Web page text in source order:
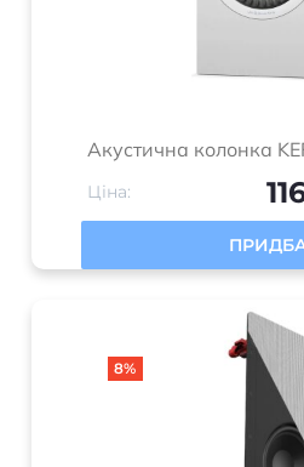
Акустична колонка
Ціна:
8%